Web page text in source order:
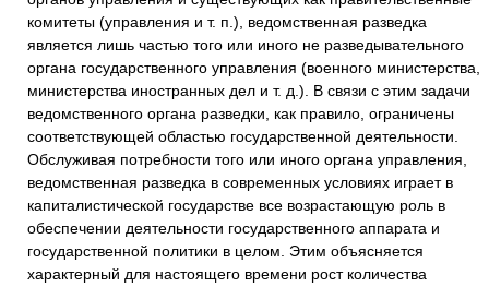
комитеты (управления и т. п.), ведомственная разведка
является лишь частью того или иного не разведывательного
органа государственного управления (военного министерства,
министерства иностранных дел и т. д.). В связи с этим задачи
ведомственного органа разведки, как правило, ограничены
соответствующей областью государственной деятельности.
Обслуживая потребности того или иного органа управления,
ведомственная разведка в современных условиях играет в
капиталистической государстве все возрастающую роль в
обеспечении деятельности государственного аппарата и
государственной политики в целом. Этим объясняется
характерный для настоящего времени рост количества